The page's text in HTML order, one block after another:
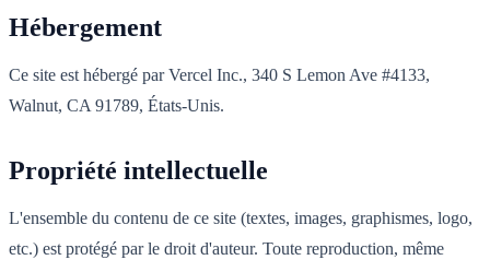
Hébergement
Ce site est hébergé par Vercel Inc., 340 S Lemon Ave #4133,
Walnut, CA 91789, États-Unis.
Propriété intellectuelle
L'ensemble du contenu de ce site (textes, images, graphismes, logo,
etc.) est protégé par le droit d'auteur. Toute reproduction, même